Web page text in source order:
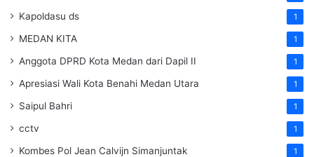
Kapoldasu ds 1
MEDAN KITA 1
Anggota DPRD Kota Medan dari Dapil II 1
Apresiasi Wali Kota Benahi Medan Utara 1
Saipul Bahri 1
cctv 1
Kombes Pol Jean Calvijn Simanjuntak 1